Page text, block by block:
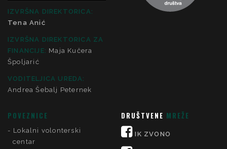
IZVRŠNA DIREKTORICA:
Tena Anić
IZVRŠNA DIREKTORICA ZA
FINANCIJE: Maja Kučera
Špoljarić
VODITELJICA UREDA:
Andrea Šebalj Peternek
POVEZNICE
Lokalni volonterski
centar
DRUŠTVENE MREŽE
IK ZVONO